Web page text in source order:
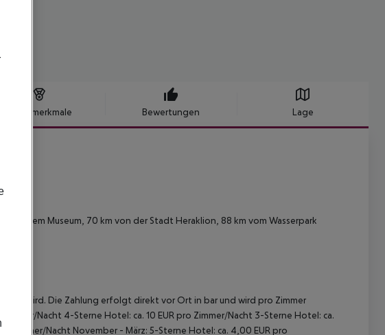
Hotelmerkmale Bewertungen Lage
einem Museum, 70 km von der Stadt Heraklion, 88 km vom Wasserpark
wird. Die Zahlung erfolgt direkt vor Ort in bar und wird pro Zimmer
Nacht 4-Sterne Hotel: ca. 10 EUR pro Zimmer/Nacht 3-Sterne Hotel: ca.
Zimmer/Nacht November - März: 5-Sterne Hotel: ca. 4,00 EUR pro